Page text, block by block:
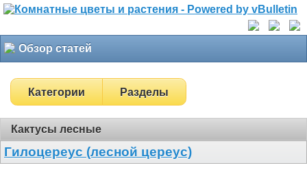
Обзор статей
Категории Разделы
Кактусы лесные
Гилоцереус (лесной цереус)